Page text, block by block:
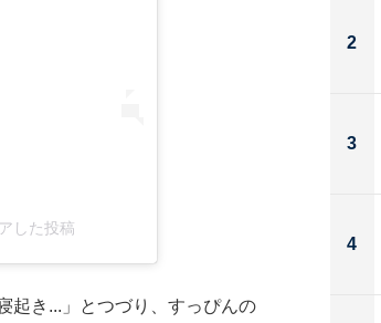
した投稿
起き...」とつづり、すっぴんの
2
3
4